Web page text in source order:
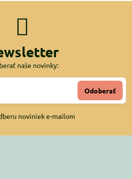
naše novinky:
Odoberať
noviniek e-mailom